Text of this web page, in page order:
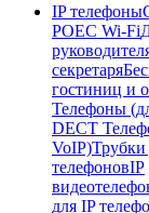
IP телефоны
POEC Wi-Fi
секретаря
гостиниц и
Телефоны
DECT
VoIP)
телефоновIP
для IP